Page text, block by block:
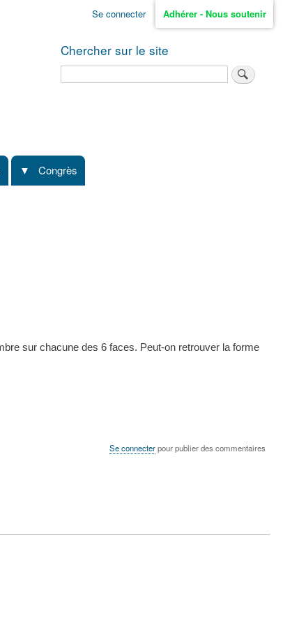
Se connecter Adhérer - Nous soutenir
Chercher sur le site
Congrès
sur chacune des 6 faces. Peut-on retrouver la forme
Se connecterpour publier des commentaires